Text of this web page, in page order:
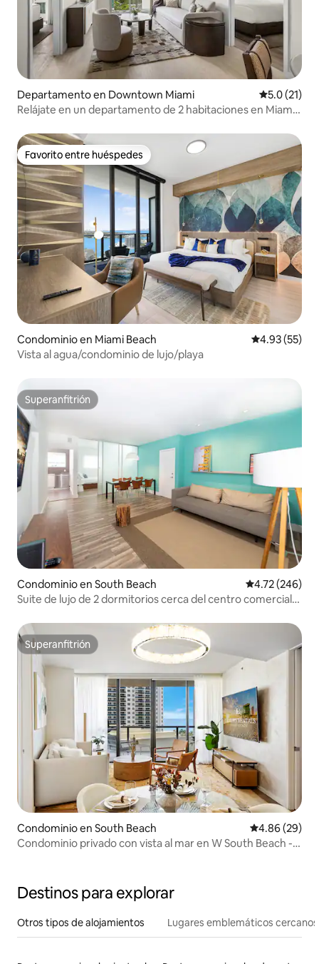
Departamento en Downtown Miami Calificación
5.0 (21)
Relájate en un departamento de 2 habitaciones en Miami
Favorito entre huéspedes
Favorito entre huéspedes
Condominio en Miami Beach Calificación
4.93 (55)
Vista al agua/condominio de lujo/playa
Superanfitrión
Superanfitrión
Condominio en South Beach Calificación
4.72 (246)
Suite de lujo de 2 dormitorios cerca del centro comercial
Superanfitrión
Superanfitrión
Condominio en South Beach Calificación
4.86 (29)
Condominio privado con vista al mar en W South Beach -
Destinos para explorar
Otros tipos de alojamientos Lugares emblemáticos cercanos